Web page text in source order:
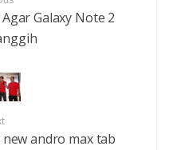
Galaxy Note 2
andro max tab